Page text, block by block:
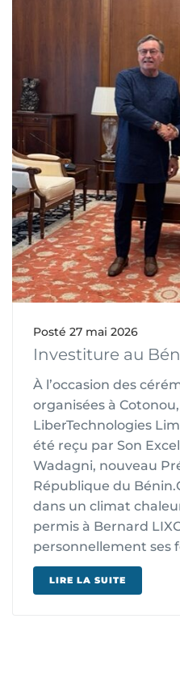
Posté 27 mai 2026
Investiture au
À l’occasion des
organisées à
LiberTechnologies
été reçu par Son
Wadagni, nouveau
République du
dans un climat
permis à Bernard
personnellement ses
LIRE LA SUITE